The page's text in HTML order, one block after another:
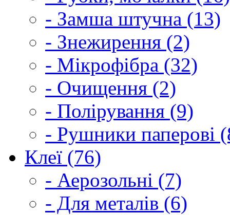
- Замша штучна (13)
- Знежирення (2)
- Мікрофібра (32)
- Очищення (2)
- Полірування (9)
- Рушники паперові
Клеї (76)
- Аерозольні (7)
- Для металів (6)